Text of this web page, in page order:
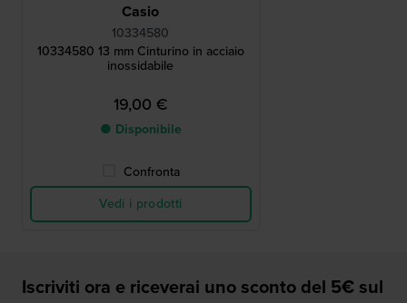
Casio
10334580
10334580 13 mm Cinturino in acciaio
inossidabile
19,00 €
● Disponibile
Confronta
Vedi i prodotti
Iscriviti ora e riceverai uno sconto del 5€ sul